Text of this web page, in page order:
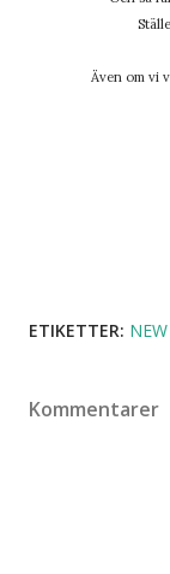
Även om
ETIKETTER:
Kommentarer